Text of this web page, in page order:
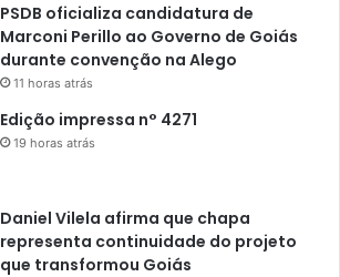
PSDB oficializa candidatura de
Marconi Perillo ao Governo de Goiás
durante convenção na Alego
11 horas atrás
Edição impressa n° 4271
19 horas atrás
Daniel Vilela afirma que chapa
representa continuidade do projeto
que transformou Goiás